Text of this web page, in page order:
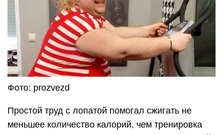
Фото: prozvezd
Простой труд с лопатой помогал сжигать не
меньшее количество калорий, чем тренировка